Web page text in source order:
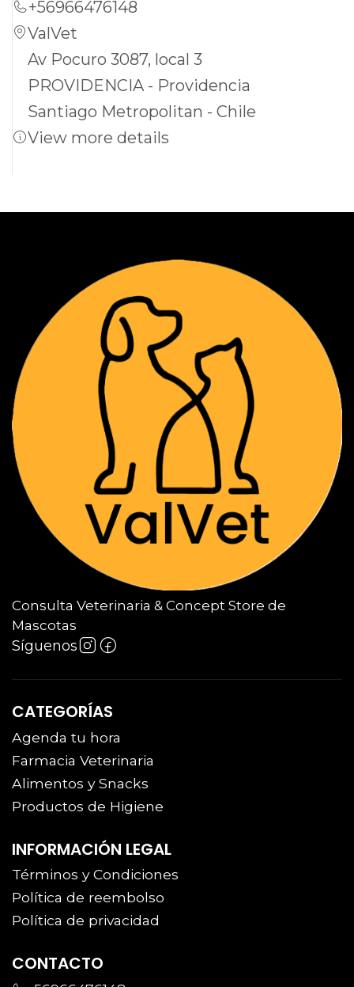
+56966476148
ValVet
Av Pocuro 3087, local 3
PROVIDENCIA - Providencia
Santiago Metropolitan - Chile
View more details
Consulta Veterinaria & Concept Store de
Mascotas
Síguenos
CATEGORÍAS
Agenda tu hora
Farmacia Veterinaria
Alimentos y Snacks
Productos de Higiene
INFORMACIÓN LEGAL
Términos y Condiciones
Política de reembolso
Política de privacidad
CONTACTO